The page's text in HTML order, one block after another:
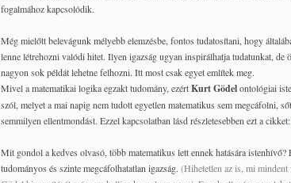
fogalmához kapcsolódik.
Még mielőtt belevágunk mélyebb elemzésbe, fontos tudatosítani, hogy
lenne létrehozni valódi hitet. Ilyen igazság ugyan inspirálhatja tudatunkat,
nagyon sok példát lehetne felhozni. Itt most csak egyet említek meg.
Mivel a matematikai logika egzakt tudomány, ezértKurt Gödelontológiai
szól, melyet a mai napig nem tudott egyetlen matematikus sem megcáfolni,
semmilyen ellentmondást. Ezzel kapcsolatban lásd részletesebben ezt a cikket:
Mit gondol a kedves olvasó, több matematikus lett ennek hatására
tudományos és szinte megcáfolhatatlan igazság. (Hihetetlen az is, mi